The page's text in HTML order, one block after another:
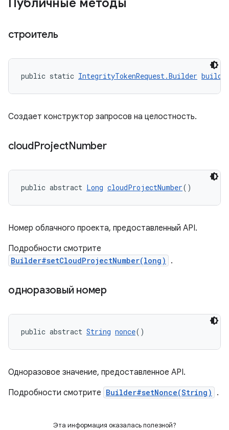
Публичные методы
строитель
public static IntegrityTokenRequest.Builder
Создает конструктор запросов на целостность.
cloudProjectNumber
public abstract Long cloudProjectNumber()
Номер облачного проекта, предоставленный API.
Подробности смотрите
Builder#setCloudProjectNumber(long) .
одноразовый номер
public abstract String nonce()
Одноразовое значение, предоставленное API.
Подробности смотрите Builder#setNonce(String) .
Эта информация оказалась полезной?